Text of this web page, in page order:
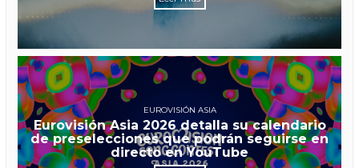
EUROVISIÓN ASIA
Eurovisión Asia 2026 detalla su calendario
de preselecciones que podrán seguirse en
directo en YouTube